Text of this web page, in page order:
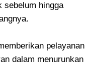
sebelum hingga
pelayanan
dalam menurunkan